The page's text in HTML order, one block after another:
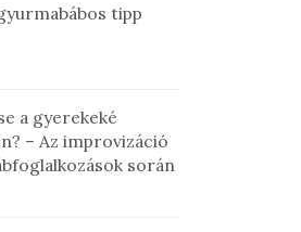
tipp
a gyerekeké
– Az improvizáció
során